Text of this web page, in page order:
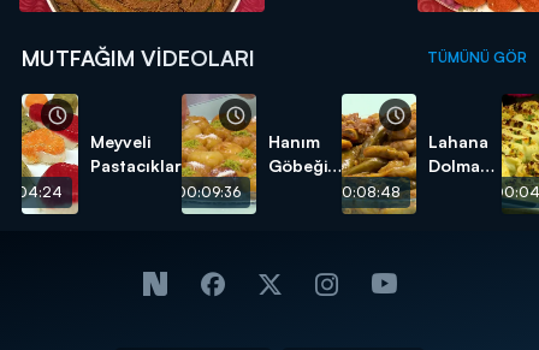
MUTFAĞIM VIDEOLARI TÜMÜNÜ GÖR
Meyveli
Pastacıklar
00:09:36
Hanım
Göbeği
00:08:48
Lahana
Dolması